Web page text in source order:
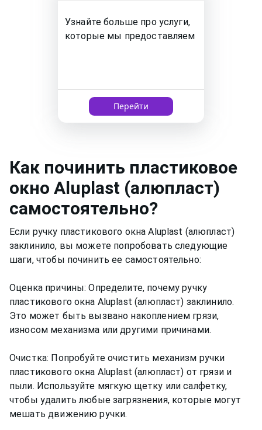
Узнайте больше про услуги,
которые мы предоставляем
Перейти
Как починить пластиковое
окно Aluplast (алюпласт)
самостоятельно?
Если ручку пластикового окна Aluplast (алюпласт)
заклинило, вы можете попробовать следующие
шаги, чтобы починить ее самостоятельно:
Оценка причины: Определите, почему ручку
пластикового окна Aluplast (алюпласт) заклинило.
Это может быть вызвано накоплением грязи,
износом механизма или другими причинами.
Очистка: Попробуйте очистить механизм ручки
пластикового окна Aluplast (алюпласт) от грязи и
пыли. Используйте мягкую щетку или салфетку,
чтобы удалить любые загрязнения, которые могут
мешать движению ручки.